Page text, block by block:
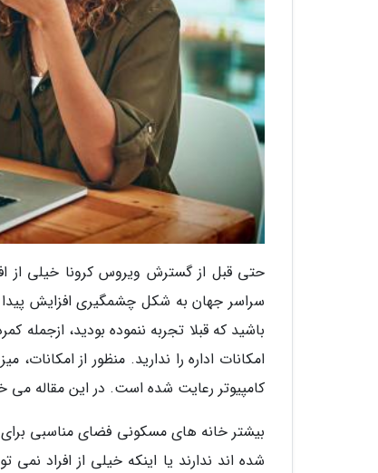
حتی قبل از گسترش ویروس کرونا خیلی از
سراسر جهان به شکل چشمگیری افزایش
باشید که قبلا تجربه ننموده بودید، ازجمله
امکانات اداره را ندارید. منظور از
کامپیوتر رعایت شده است. در این مقاله می
بیشتر خانه های مسکونی فضای مناسبی برای
شده اند ندارند یا اینکه خیلی از افراد نمی